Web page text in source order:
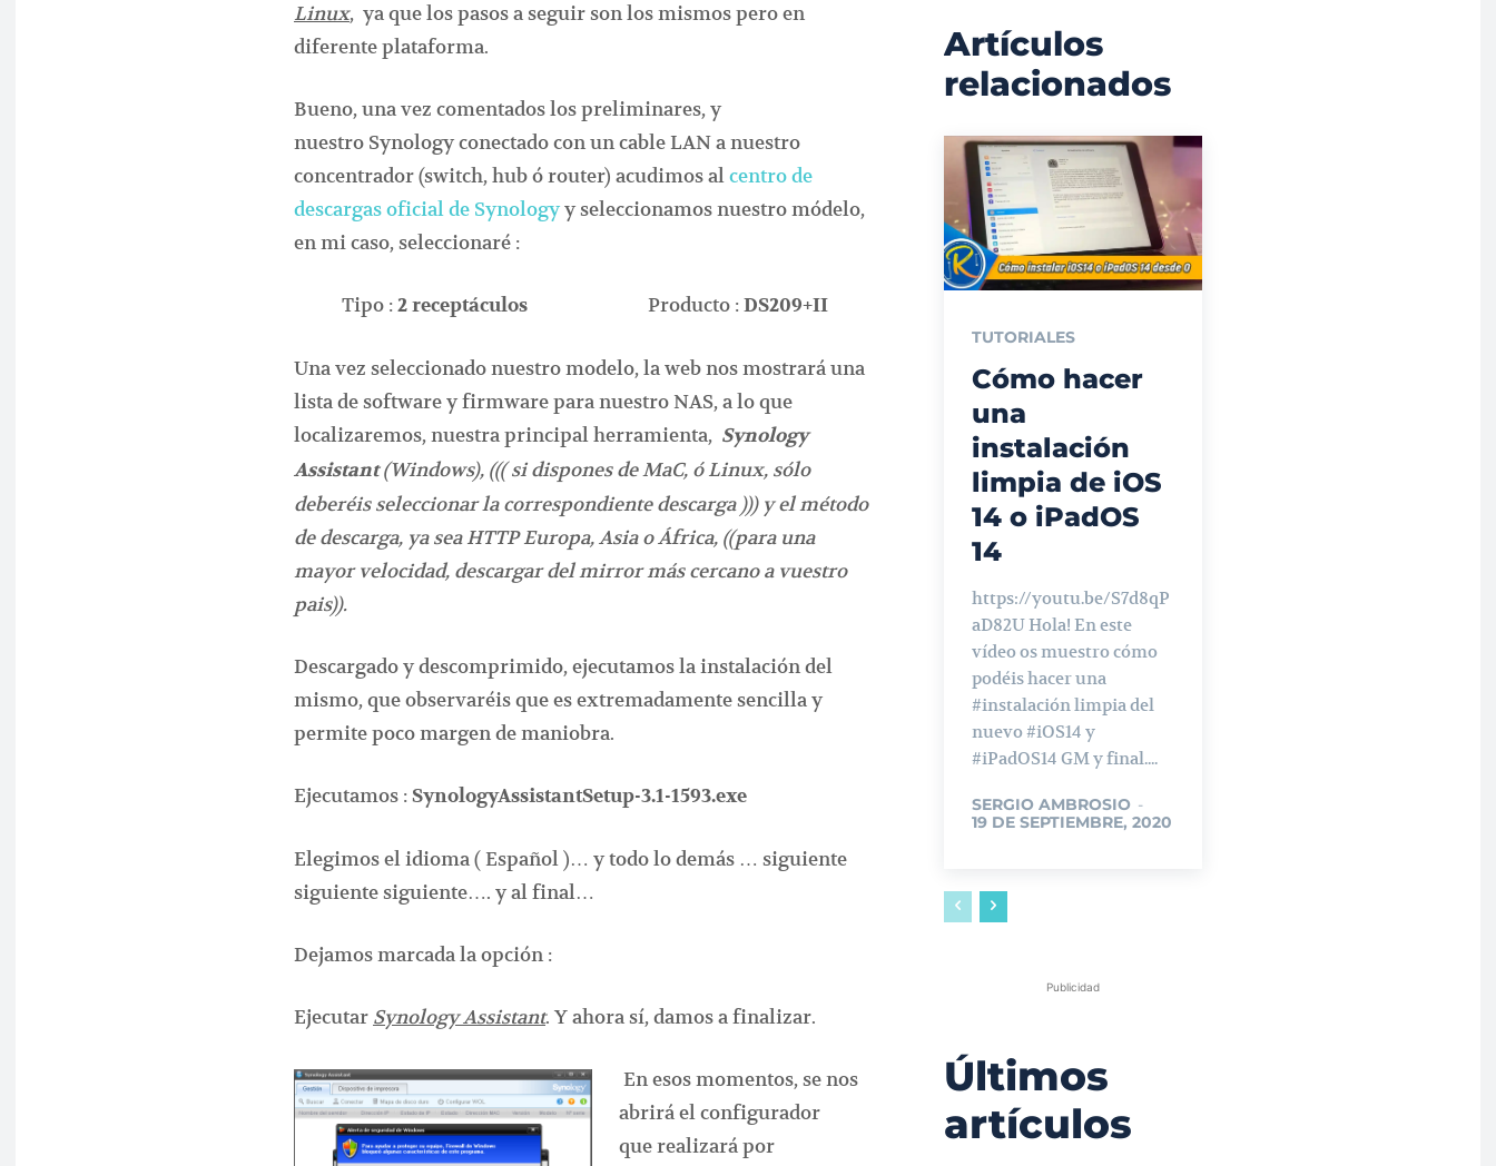
Linux, ya que los pasos a seguir son los mismos pero en
diferente plataforma.
Bueno, una vez comentados los preliminares, y
nuestro Synology conectado con un cable LAN a nuestro
concentrador (switch, hub ó router) acudimos alcentro de
descargas oficial de Synologyy seleccionamos nuestro módelo,
en mi caso, seleccionaré :
Tipo :2 receptáculos Producto :DS209+II
Una vez seleccionado nuestro modelo, la web nos mostrará una
lista de software y firmware para nuestro NAS, a lo que
localizaremos, nuestra principal herramienta, Synology
Assistant(Windows), ((( si dispones de MaC, ó Linux, sólo
deberéis seleccionar la correspondiente descarga ))) y el método
de descarga, ya sea HTTP Europa, Asia o África, ((para una
mayor velocidad, descargar del mirror más cercano a vuestro
pais)).
Descargado y descomprimido, ejecutamos la instalación del
mismo, que observaréis que es extremadamente sencilla y
permite poco margen de maniobra.
Ejecutamos :SynologyAssistantSetup-3.1-1593.exe
Elegimos el idioma ( Español )… y todo lo demás … siguiente
siguiente siguiente…. y al final…
Dejamos marcada la opción :
Ejecutar Synology Assistant. Y ahora sí, damos a finalizar.
En esos momentos, se nos
abrirá el configurador
que realizará por
Artículos
relacionados
TUTORIALES
Cómo hacer
una
instalación
limpia de iOS
14 o iPadOS
14
https://youtu.be/S7d8qP
aD82U Hola! En este
vídeo os muestro cómo
podéis hacer una
#instalación limpia del
nuevo #iOS14 y
#iPadOS14 GM y final....
SERGIO AMBROSIO -
19 DE SEPTIEMBRE, 2020
Publicidad
Últimos
artículos